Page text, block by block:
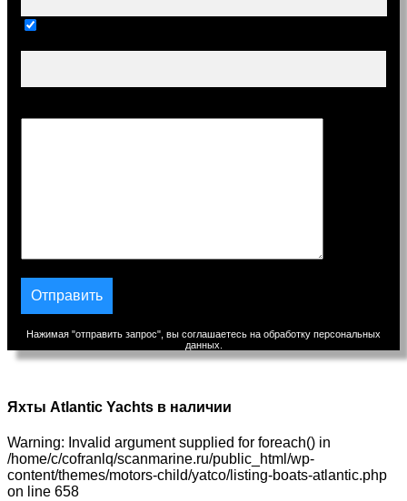
Нажимая "отправить запрос", вы соглашаетесь на обработку персональных
данных.
Яхты Atlantic Yachts в наличии
Warning: Invalid argument supplied for foreach() in
/home/c/cofranlq/scanmarine.ru/public_html/wp-
content/themes/motors-child/yatco/listing-boats-atlantic.php
on line 658